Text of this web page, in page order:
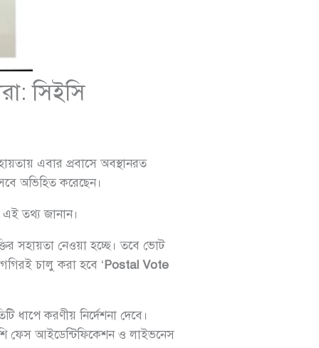
সিইসি
এবার প্রবাসে অবস্থানরত
অভিহিত করেছেন।
এই তথ্য জানান।
সহায়তা নেওয়া হচ্ছে। তবে ভোট
চালু করা হবে ‘Postal Vote
ধাপে করণীয় নির্দেশনা দেবে।
ফেস আইডেন্টিফিকেশন ও লাইভনেস